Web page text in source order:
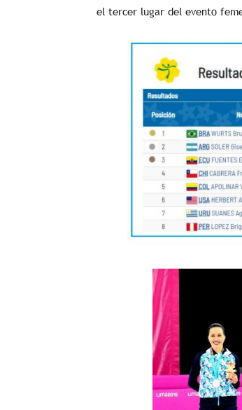
el tercer lugar del evento